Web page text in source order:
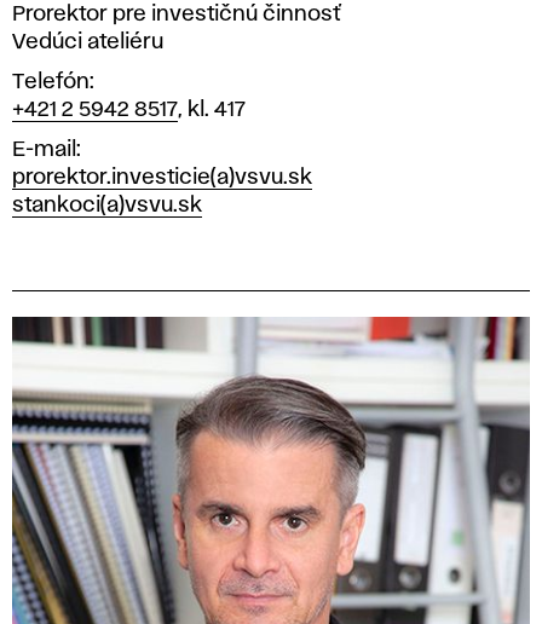
Prorektor pre investičnú činnosť
Vedúci ateliéru
Telefón
+421 2 5942 8517, kl. 417
E-mail
prorektor.investicie(a)vsvu.sk
stankoci(a)vsvu.sk